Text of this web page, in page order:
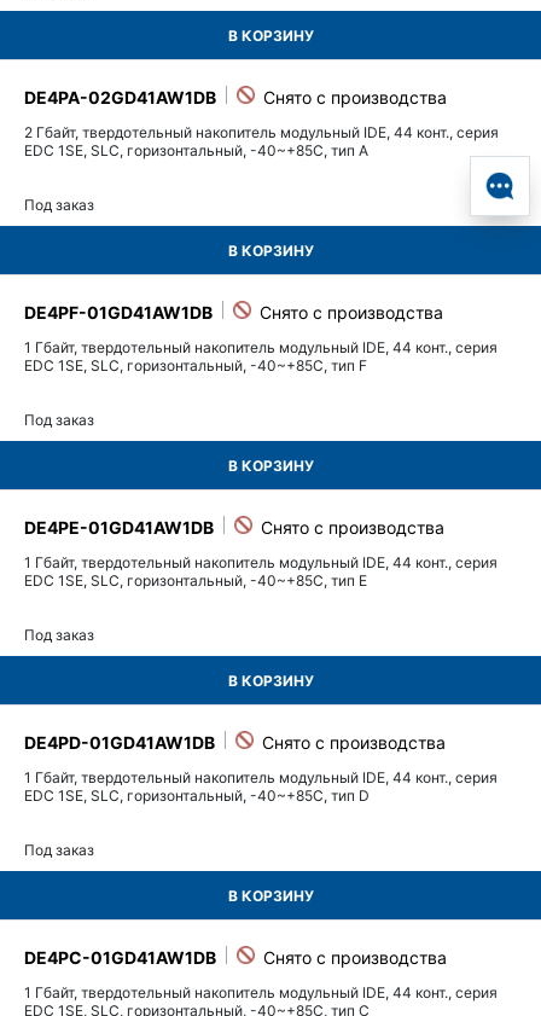
В КОРЗИНУ
DE4PA-02GD41AW1DB
2 Гбайт, твердотельный накопитель модульный IDE, 44 конт., серия
EDC 1SE, SLC, горизонтальный, -40~+85C, тип A
Под заказ
В КОРЗИНУ
DE4PF-01GD41AW1DB
1 Гбайт, твердотельный накопитель модульный IDE, 44 конт., серия
EDC 1SE, SLC, горизонтальный, -40~+85C, тип F
Под заказ
В КОРЗИНУ
DE4PE-01GD41AW1DB
1 Гбайт, твердотельный накопитель модульный IDE, 44 конт., серия
EDC 1SE, SLC, горизонтальный, -40~+85C, тип E
Под заказ
В КОРЗИНУ
DE4PD-01GD41AW1DB
1 Гбайт, твердотельный накопитель модульный IDE, 44 конт., серия
EDC 1SE, SLC, горизонтальный, -40~+85C, тип D
Под заказ
В КОРЗИНУ
DE4PC-01GD41AW1DB
1 Гбайт, твердотельный накопитель модульный IDE, 44 конт., серия
EDC 1SE, SLC, горизонтальный, -40~+85C, тип C